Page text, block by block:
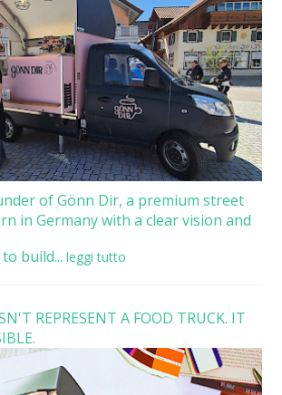
of Gönn Dir, a premium street
in Germany with a clear vision and
build... leggi tutto
REPRESENT A FOOD TRUCK. IT